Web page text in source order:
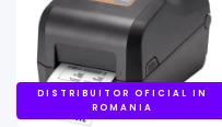
DISTRIBUITOR OFICIAL IN
ROMANIA